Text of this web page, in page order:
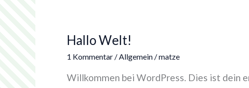
Hallo Welt!
1 Kommentar / Allgemein /matze
Willkommen bei WordPress. Dies ist dein
Hallo